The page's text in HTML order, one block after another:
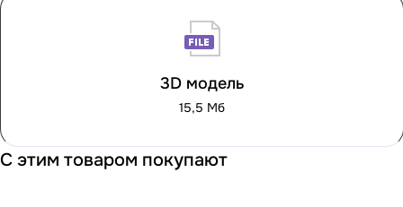
3D модель
15,5 Мб
С этим товаром покупают